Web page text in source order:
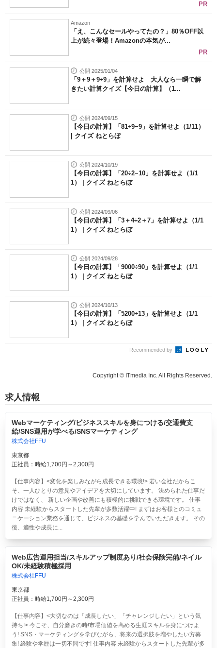
PR
Amazon
「え、こんなセールやってたの？」80％OFF以
上が続々登場！Amazonの本気が...
PR
公開 2025/01/04
「9＋9＋9÷9」を計算せよ 大人なら一瞬で解
きたい計算クイズ【今日の計算】（1...
公開 2024/09/15
【今日の計算】「81÷9−9」を計算せよ（1/11）
| クイズ ねとらぼ
公開 2024/10/19
【今日の計算】「20÷2−10」を計算せよ（1/1
1） | クイズ ねとらぼ
公開 2024/09/06
【今日の計算】「3＋4÷2＋7」を計算せよ（1/1
1） | クイズ ねとらぼ
公開 2024/09/28
【今日の計算】「9000÷90」を計算せよ（1/1
1） | クイズ ねとらぼ
公開 2024/10/13
【今日の計算】「5200÷13」を計算せよ（1/1
1） | クイズ ねとらぼ
Recommended by
Copyright © ITmedia Inc. All Rights Reserved.
求人情報
Webマーケティング/ビジネススキルを身につける/交通費支
給/SNS運用が学べる/SNSマーケティング
株式会社FFU
東京都
正社員：時給1,700円～2,300円
【仕事内容】<変化を楽しみながら成長できる環境!> 若い会社だからこ
そ、一人ひとりの意見やアイデアを大切にしています。 決められた仕事だ
けではなく、 新しい企画や改善にも積極的に挑戦できる環境です。 仕事
内容 未経験からスタートした先輩が多数活躍中! まずはお客様とのコミュ
ニケーション業務を通じて、ビジネスの基礎を学んでいただきます。 その
後、適性や成長に...
Web広告運用担当/スキルアップ制度あり/社会保険完備/ネイル
OK/未経験積極採用
株式会社FFU
東京都
正社員：時給1,700円～2,300円
【仕事内容】<大切なのは「成長したい」「チャレンジしたい」という気
持ち!> 今こそ、自分磨きの時!市場価値を高める生涯スキルを身につけよ
う! SNS・マーケティングを学びながら、将来の選択肢を増やしたい方募
集! 経験や学歴は一切不問です! 仕事内容 未経験からスタートした先輩が多